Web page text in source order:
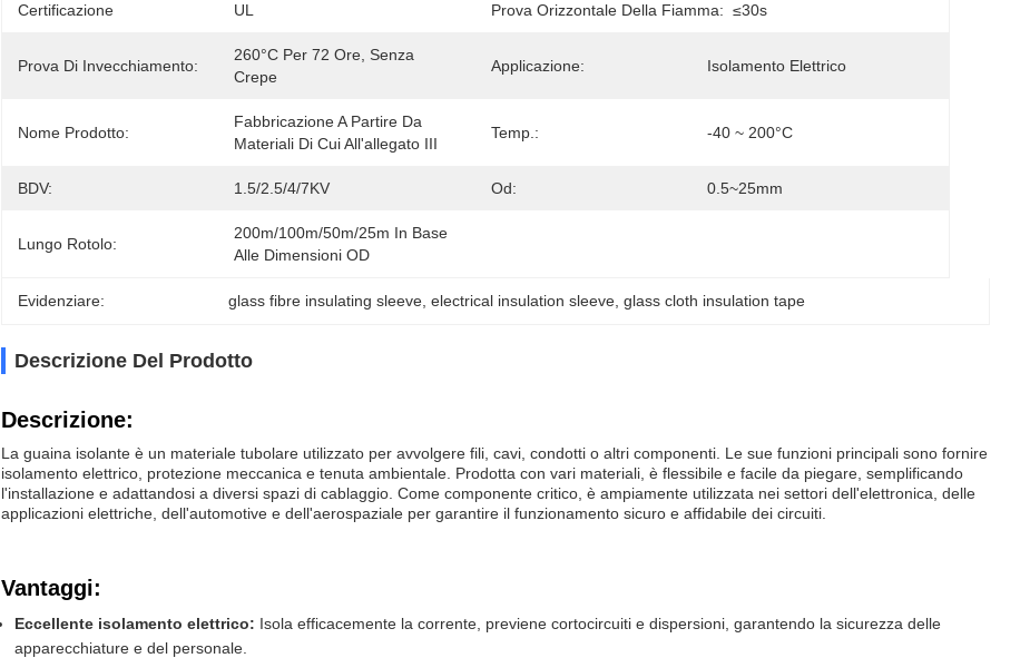
Certificazione UL Prova Orizzontale Della Fiamma: ≤30s
Prova Di Invecchiamento:
260°C Per 72 Ore, Senza
Crepe
Applicazione: Isolamento Elettrico
Nome Prodotto:
Fabbricazione A Partire Da
Materiali Di Cui All'allegato III
Temp.: -40 ~ 200°C
BDV: 1.5/2.5/4/7KV Od: 0.5~25mm
Lungo Rotolo:
200m/100m/50m/25m In Base
Alle Dimensioni OD
Evidenziare: glass fibre insulating sleeve , electrical insulation sleeve , glass cloth insulation tape
Descrizione Del Prodotto
Descrizione:
La guaina isolante è un materiale tubolare utilizzato per avvolgere fili, cavi, condotti o altri componenti. Le sue funzioni principali sono fornire
isolamento elettrico, protezione meccanica e tenuta ambientale. Prodotta con vari materiali, è flessibile e facile da piegare, semplificando
l'installazione e adattandosi a diversi spazi di cablaggio. Come componente critico, è ampiamente utilizzata nei settori dell'elettronica, delle
applicazioni elettriche, dell'automotive e dell'aerospaziale per garantire il funzionamento sicuro e affidabile dei circuiti.
Vantaggi:
Eccellente isolamento elettrico: Isola efficacemente la corrente, previene cortocircuiti e dispersioni, garantendo la sicurezza delle
apparecchiature e del personale.